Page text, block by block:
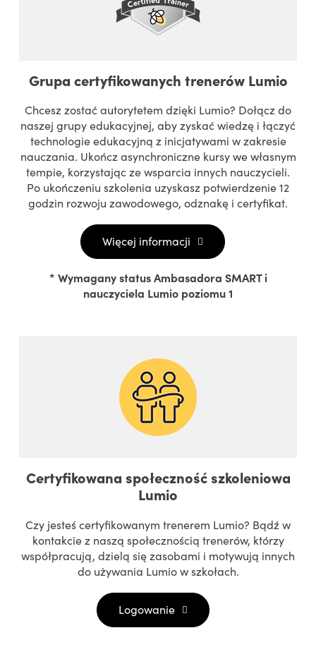
Grupa certyfikowanych trenerów Lumio
Chcesz zostać autorytetem dzięki Lumio? Dołącz do
naszej grupy edukacyjnej, aby zyskać wiedzę i łączyć
technologie edukacyjną z inicjatywami w zakresie
nauczania. Ukończ asynchroniczne kursy we własnym
tempie, korzystając ze wsparcia innych nauczycieli.
Po ukończeniu szkolenia uzyskasz potwierdzenie 12
godzin rozwoju zawodowego, odznakę i certyfikat.
Więcej informacji
* Wymagany status Ambasadora SMART i
nauczyciela Lumio poziomu 1
Certyfikowana społeczność szkoleniowa
Lumio
Czy jesteś certyfikowanym trenerem Lumio? Bądź w
kontakcie z naszą społecznością trenerów, którzy
współpracują, dzielą się zasobami i motywują innych
do używania Lumio w szkołach.
Logowanie